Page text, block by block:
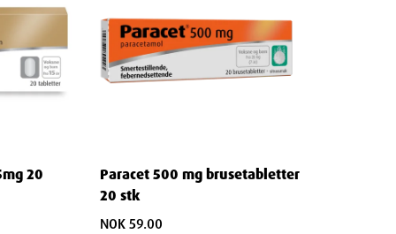
du har eller har hatt noen av de
20
Paracet 500 mg brusetabletter
20 stk
NOK 59.00